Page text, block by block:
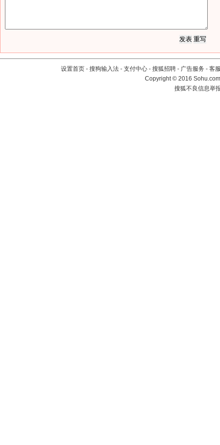
设置首页 - 搜狗输入法 - 支付中心 - 搜狐招聘 - 广告服务 - 客
Copyright©2016
搜狐不良信息举